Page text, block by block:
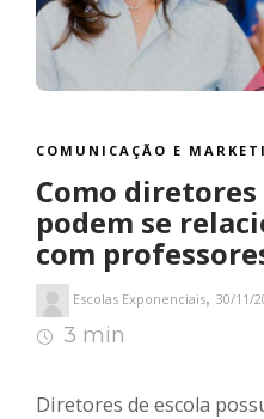
COMUNICAÇÃO E
Como diretores
podem se
com
Escolas Exponenciais, 30/11/
3 min
Diretores de escola